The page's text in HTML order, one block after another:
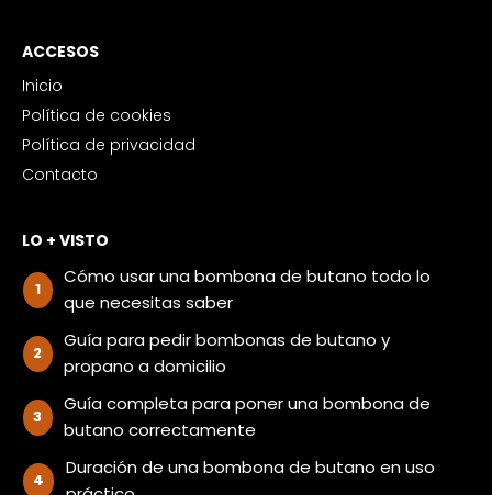
ACCESOS
Inicio
Política de cookies
Política de privacidad
Contacto
LO + VISTO
Cómo usar una bombona de butano todo lo
que necesitas saber
Guía para pedir bombonas de butano y
propano a domicilio
Guía completa para poner una bombona de
butano correctamente
Duración de una bombona de butano en uso